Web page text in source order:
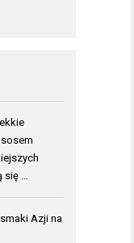
…
Azji na